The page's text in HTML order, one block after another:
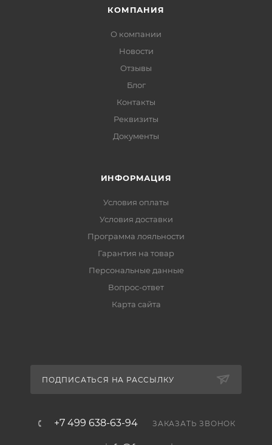
КОМПАНИЯ
О компании
Новости
Отзывы
Блог
Контакты
Реквизиты
Документы
ИНФОРМАЦИЯ
Условия оплаты
Условия доставки
Программа лояльности
Гарантия на товар
Персональные данные
Вопрос-ответ
Карта сайта
ПОДПИСАТЬСЯ НА РАССЫЛКУ
+7 499 638-63-94 ЗАКАЗАТЬ ЗВОНОК